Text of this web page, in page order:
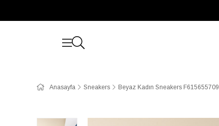
Anasayfa Sneakers Beyaz Kadın Sneakers F615655709